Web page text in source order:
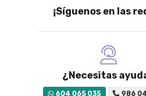
¡Síguenos en las
¿Necesitas
604 065 035
986